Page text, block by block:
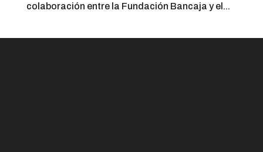
colaboración entre la Fundación Bancaja y el...